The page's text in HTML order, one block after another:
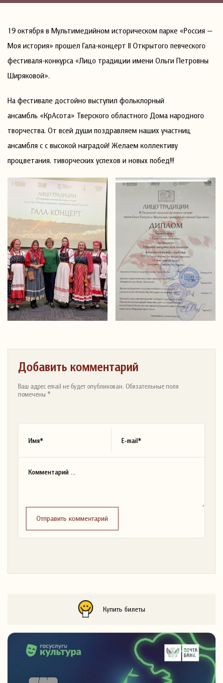
19 октября в Мультимедийном историческом парке «Россия —
Моя история» прошел Гала-концерт II Открытого певческого
фестиваля-конкурса «Лицо традиции имени Ольги Петровны
Ширяковой».
На фестивале достойно выступил фольклорный
ансамбль «КрАсота» Тверского областного Дома народного
творчества. От всей души поздравляем наших участниц
ансамбля с с высокой наградой! Желаем коллективу
процветания, тиворческих успехов и новых побед!!!
Добавить комментарий
Ваш адрес email не будет опубликован. Обязательные поля
помечены *
Отправить комментарий
Купить билеты